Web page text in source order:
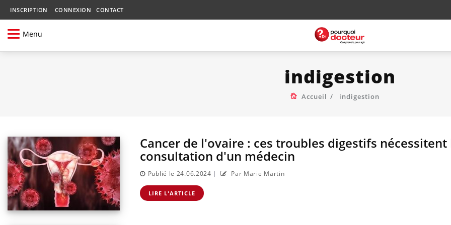
INSCRIPTION CONNEXION CONTACT
Menu
indigestion
Accueil indigestion
Cancer de l'ovaire : ces troubles digestifs nécessitent
consultation d'un médecin
Publié le 24.06.2024 | Par Marie Martin
LIRE L'ARTICLE